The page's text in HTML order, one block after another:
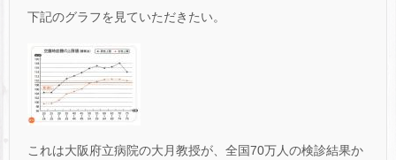
下記のグラフを見ていただきたい。
これは大阪府立病院の大月教授が、全国70万人の検診結果か